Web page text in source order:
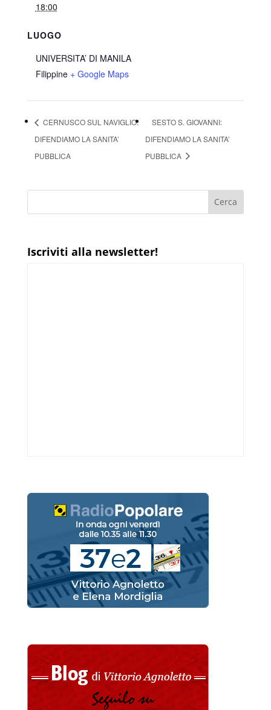
18:00
LUOGO
UNIVERSITA’ DI MANILA
Filippine + Google Maps
CERNUSCO SUL NAVIGLIO:
DIFENDIAMO LA SANITA’
PUBBLICA
SESTO S. GIOVANNI:
DIFENDIAMO LA SANITA’
PUBBLICA
Iscriviti alla newsletter!